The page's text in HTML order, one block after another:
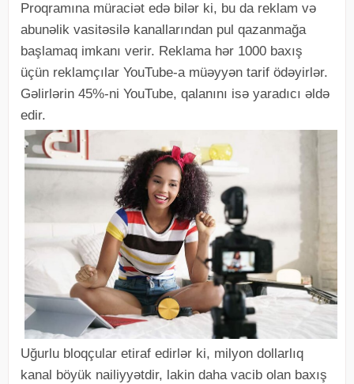
Proqramına müraciət edə bilər ki, bu da reklam və
abunəlik vasitəsilə kanallarından pul qazanmağa
başlamaq imkanı verir. Reklama hər 1000 baxış
üçün reklamçılar YouTube-a müəyyən tarif ödəyirlər.
Gəlirlərin 45%-ni YouTube, qalanını isə yaradıcı əldə
edir.
Uğurlu bloqçular etiraf edirlər ki, milyon dollarlıq
kanal böyük nailiyyətdir, lakin daha vacib olan baxış